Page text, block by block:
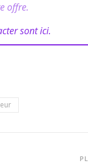
offre.
sont ici.